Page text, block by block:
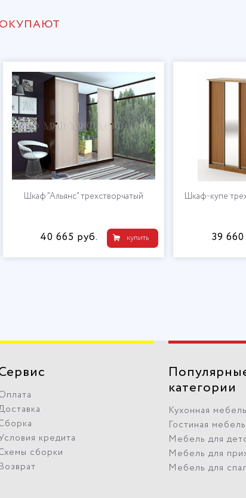
Шкаф "Альянс" трехстворчатый
купить
40 665 руб.
Шкаф-купе
39
кредита
сборки
Возврат
категории
Кухонная мебель
Гостиная мебель
Мебель для
Мебель для
Мебель для